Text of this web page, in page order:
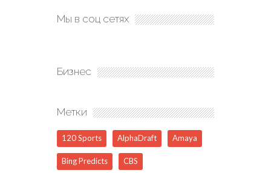
Мы в соц сетях
Бизнес
Метки
120 Sports AlphaDraft Amaya
Bing Predicts CBS